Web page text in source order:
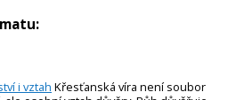
i vztah Křesťanská víra není soubor